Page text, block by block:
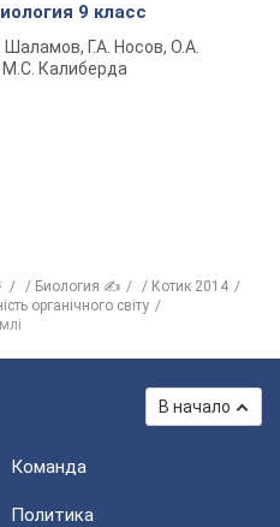
9 класс
Шаламов, Г.А. Носов, О.А.
М.С. Калиберда
Биология ✍
Котик 2014
органічного світу
В начало
Команда
Политика